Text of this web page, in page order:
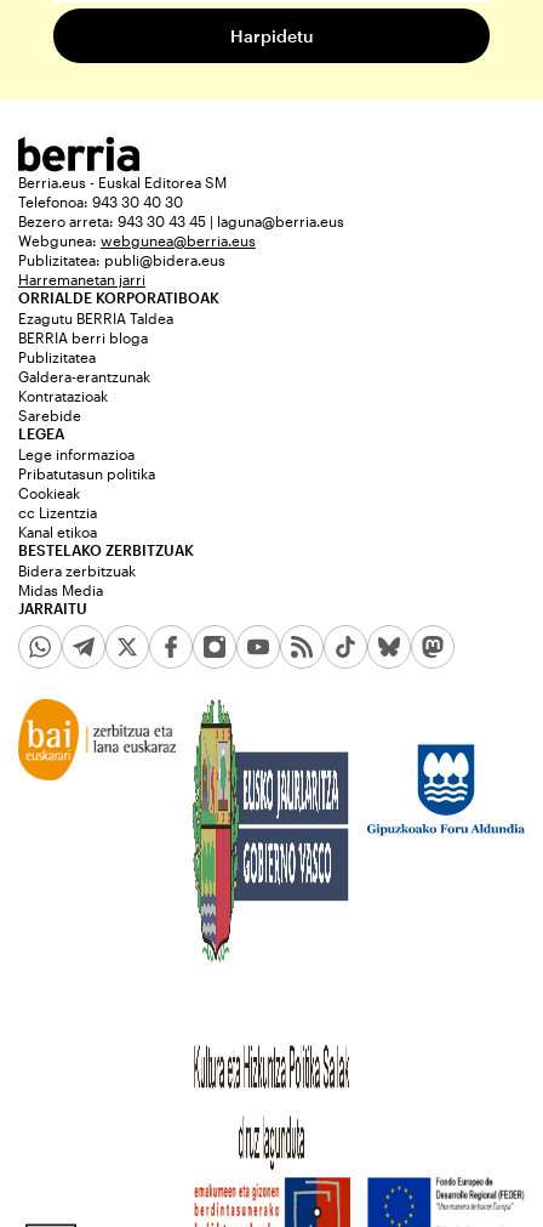
Berria.eus - Euskal Editorea SM
Telefonoa: 943 30 40 30
Bezero arreta: 943 30 43 45 | laguna@berria.eus
Webgunea: webgunea@berria.eus
Publizitatea: publi@bidera.eus
Harremanetan jarri
ORRIALDE KORPORATIBOAK
Ezagutu BERRIA Taldea
BERRIA berri bloga
Publizitatea
Galdera-erantzunak
Kontratazioak
Sarebide
JARRAITU
LEGEA
Lege informazioa
Pribatutasun politika
Cookieak
cc Lizentzia
Kanal etikoa
BESTELAKO ZERBITZUAK
Bidera zerbitzuak
Midas Media